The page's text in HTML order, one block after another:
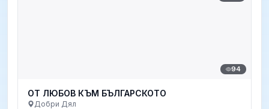
94
ОТ ЛЮБОВ КЪМ БЪЛГАРСКОТО
Добри Дял